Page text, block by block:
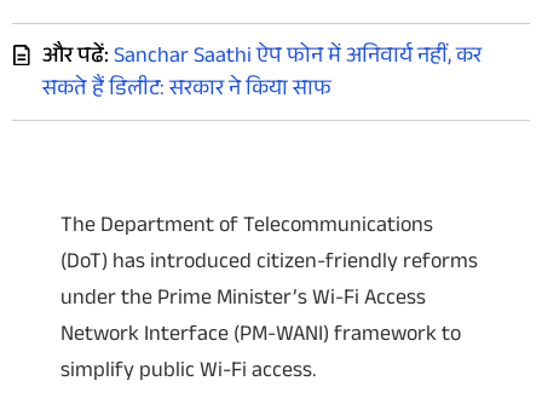
और पढें:Sanchar Saathi ऐप फोन में अनिवार्य नहीं, कर
सकते हैं डिलीट: सरकार ने किया साफ
The Department of Telecommunications
(DoT) has introduced citizen-friendly reforms
under the Prime Minister’s Wi-Fi Access
Network Interface (PM-WANI) framework to
simplify public Wi-Fi access.